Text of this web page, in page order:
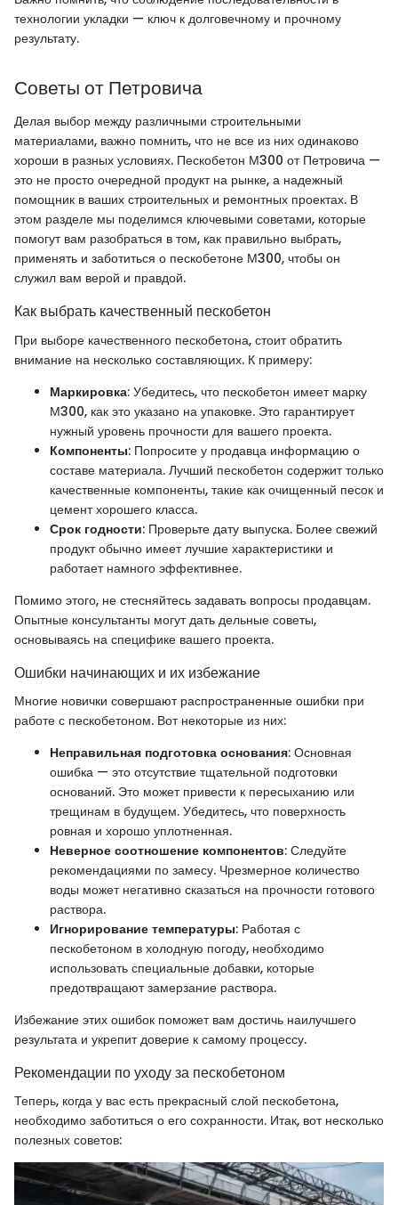
технологии укладки — ключ к долговечному и прочному
результату.
Советы от Петровича
Делая выбор между различными строительными
материалами, важно помнить, что не все из них одинаково
хороши в разных условиях. Пескобетон М300 от Петровича —
это не просто очередной продукт на рынке, а надежный
помощник в ваших строительных и ремонтных проектах. В
этом разделе мы поделимся ключевыми советами, которые
помогут вам разобраться в том, как правильно выбрать,
применять и заботиться о пескобетоне М300, чтобы он
служил вам верой и правдой.
Как выбрать качественный пескобетон
При выборе качественного пескобетона, стоит обратить
внимание на несколько составляющих. К примеру:
Маркировка: Убедитесь, что пескобетон имеет марку
М300, как это указано на упаковке. Это гарантирует
нужный уровень прочности для вашего проекта.
Компоненты: Попросите у продавца информацию о
составе материала. Лучший пескобетон содержит только
качественные компоненты, такие как очищенный песок и
цемент хорошего класса.
Срок годности: Проверьте дату выпуска. Более свежий
продукт обычно имеет лучшие характеристики и
работает намного эффективнее.
Помимо этого, не стесняйтесь задавать вопросы продавцам.
Опытные консультанты могут дать дельные советы,
основываясь на специфике вашего проекта.
Ошибки начинающих и их избежание
Многие новички совершают распространенные ошибки при
работе с пескобетоном. Вот некоторые из них:
Неправильная подготовка основания: Основная
ошибка — это отсутствие тщательной подготовки
оснований. Это может привести к пересыханию или
трещинам в будущем. Убедитесь, что поверхность
ровная и хорошо уплотненная.
Неверное соотношение компонентов: Следуйте
рекомендациями по замесу. Чрезмерное количество
воды может негативно сказаться на прочности готового
раствора.
Игнорирование температуры: Работая с
пескобетоном в холодную погоду, необходимо
использовать специальные добавки, которые
предотвращают замерзание раствора.
Избежание этих ошибок поможет вам достичь наилучшего
результата и укрепит доверие к самому процессу.
Рекомендации по уходу за пескобетоном
Теперь, когда у вас есть прекрасный слой пескобетона,
необходимо заботиться о его сохранности. Итак, вот несколько
полезных советов: